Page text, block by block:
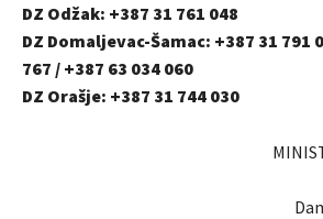
DZ Odžak: +387 31 761 048
DZ Domaljevac-Šamac: +387 31 791
767 / +387 63 034 060
DZ Orašje: +387 31 744 030